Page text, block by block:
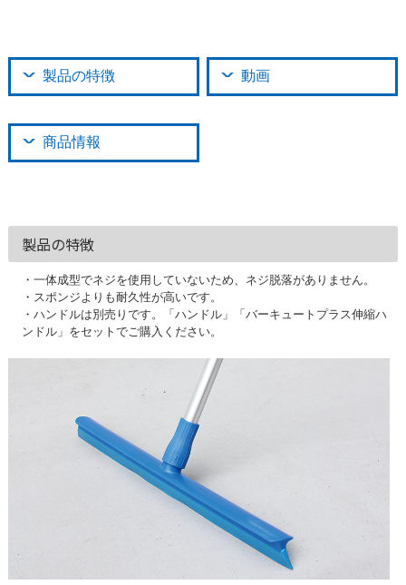
製品の特徴 動画
商品情報
製品の特徴
・一体成型でネジを使用していないため、ネジ脱落がありません。
・スポンジよりも耐久性が高いです。
・ハンドルは別売りです。「ハンドル」「バーキュートプラス伸縮ハ
ンドル」をセットでご購入ください。